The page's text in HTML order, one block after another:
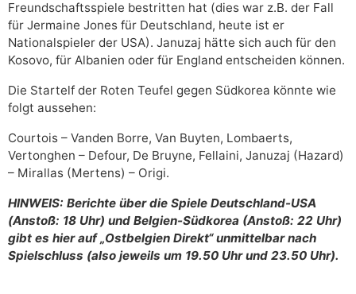
Freundschaftsspiele bestritten hat (dies war z.B. der Fall
für Jermaine Jones für Deutschland, heute ist er
Nationalspieler der USA). Januzaj hätte sich auch für den
Kosovo, für Albanien oder für England entscheiden können.
Die Startelf der Roten Teufel gegen Südkorea könnte wie
folgt aussehen:
Courtois – Vanden Borre, Van Buyten, Lombaerts,
Vertonghen – Defour, De Bruyne, Fellaini, Januzaj (Hazard)
– Mirallas (Mertens) – Origi.
HINWEIS: Berichte über die Spiele Deutschland-USA
(Anstoß: 18 Uhr) und Belgien-Südkorea (Anstoß: 22 Uhr)
gibt es hier auf „Ostbelgien Direkt“ unmittelbar nach
Spielschluss (also jeweils um 19.50 Uhr und 23.50 Uhr).